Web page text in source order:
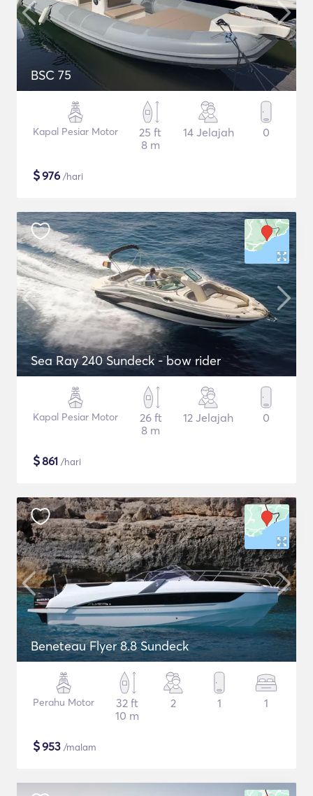
BSC 75
Kapal Pesiar Motor
25 ft
8 m
14 Jelajah 0
$976 /hari
Sea Ray 240 Sundeck - bow rider
Kapal Pesiar Motor
26 ft
8 m
12 Jelajah 0
$861 /hari
Beneteau Flyer 8.8 Sundeck
Perahu Motor
32 ft
10 m
2 1 1
$953 /malam